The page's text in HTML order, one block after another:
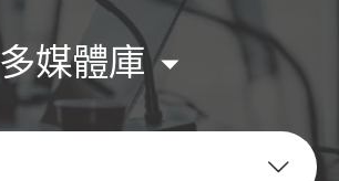
多媒體庫